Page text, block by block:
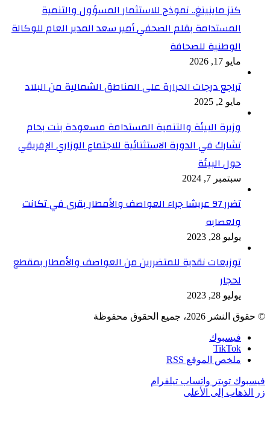
كنز ماينينغ.. نموذج للاستثمار المسؤول والتنمية
المستدامة بقلم الصحفي أمير سعد المدير العام للوكالة
الوطنية للصحافة
مايو 17, 2026
تراجع درجات الحرارة على المناطق الشمالية من البلاد
مايو 2, 2025
وزيرة البيئة والتنمية المستدامة مسعودة بنت بحام
تشارك في الدورة الاستثنائية للاجتماع الوزاري الإفريقي
حول البيئة
سبتمبر 7, 2024
تضرر 97 عريشا جراء العواصف والأمطار بقرى في تكانت
ولعصابه
يوليو 28, 2023
توزيعات نقدية للمتضررين من العواصف والأمطار بمقطع
لحجار
يوليو 28, 2023
© حقوق النشر 2026، جميع الحقوق محفوظة
فيسبوك
TikTok
ملخص الموقع RSS
فيسبوك تويتر واتساب تيلقرام
زر الذهاب إلى الأعلى